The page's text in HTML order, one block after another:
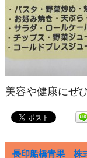
美容や健康にぜ
長印船橋青果 株